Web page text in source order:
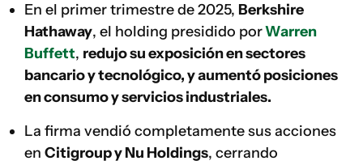
En el primer trimestre de 2025, Berkshire
Hathaway, el holding presidido porWarren
Buffett, redujo su exposición en sectores
bancario y tecnológico, y aumentó posiciones
en consumo y servicios industriales.
La firma vendió completamente sus acciones
en Citigroup y Nu Holdings, cerrando